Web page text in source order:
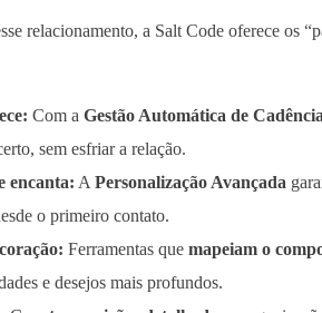
relacionamento, a Salt Code oferece os
Com a Gestão Automática de Cadência
sem esfriar a relação.
encanta: A Personalização Avançada
o primeiro contato.
Ferramentas que mapeiam o
e desejos mais profundos.